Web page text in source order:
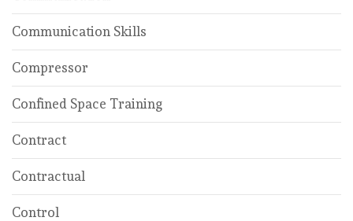
Communication Skills
Compressor
Confined Space Training
Contract
Contractual
Control